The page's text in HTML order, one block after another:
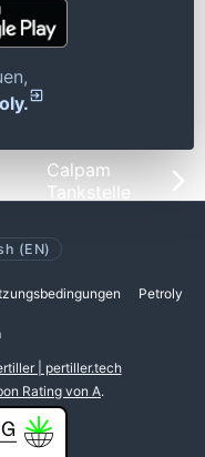
Calpam
Tankstelle
(EN)
Petroly
| pertiller.tech
Rating von A.